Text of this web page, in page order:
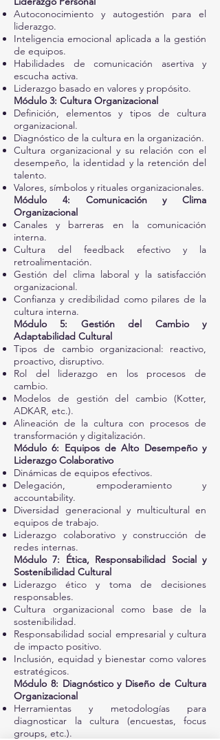
Autoconocimiento y autogestión para el
liderazgo.
Inteligencia emocional aplicada a la gestión
de equipos.
Habilidades de comunicación asertiva y
escucha activa.
Liderazgo basado en valores y propósito.
Módulo 3: Cultura Organizacional
Definición, elementos y tipos de cultura
organizacional.
Diagnóstico de la cultura en la organización.
Cultura organizacional y su relación con el
desempeño, la identidad y la retención del
talento.
Valores, símbolos y rituales organizacionales.
Módulo 4: Comunicación y Clima
Organizacional
Canales y barreras en la comunicación
interna.
Cultura del feedback efectivo y la
retroalimentación.
Gestión del clima laboral y la satisfacción
organizacional.
Confianza y credibilidad como pilares de la
cultura interna.
Módulo 5: Gestión del Cambio y
Adaptabilidad Cultural
Tipos de cambio organizacional: reactivo,
proactivo, disruptivo.
Rol del liderazgo en los procesos de
cambio.
Modelos de gestión del cambio (Kotter,
ADKAR, etc.).
Alineación de la cultura con procesos de
transformación y digitalización.
Módulo 6: Equipos de Alto Desempeño y
Liderazgo Colaborativo
Dinámicas de equipos efectivos.
Delegación, empoderamiento y
accountability.
Diversidad generacional y multicultural en
equipos de trabajo.
Liderazgo colaborativo y construcción de
redes internas.
Módulo 7: Ética, Responsabilidad Social y
Sostenibilidad Cultural
Liderazgo ético y toma de decisiones
responsables.
Cultura organizacional como base de la
sostenibilidad.
Responsabilidad social empresarial y cultura
de impacto positivo.
Inclusión, equidad y bienestar como valores
estratégicos.
Módulo 8: Diagnóstico y Diseño de Cultura
Organizacional
Herramientas y metodologías para
diagnosticar la cultura (encuestas, focus
groups, etc.).